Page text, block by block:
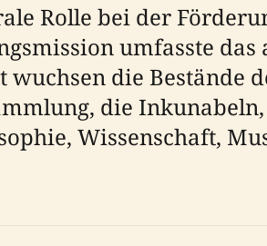
Rolle bei der
umfasste
wuchsen die Bestände
die Inkunabeln,
Wissenschaft,